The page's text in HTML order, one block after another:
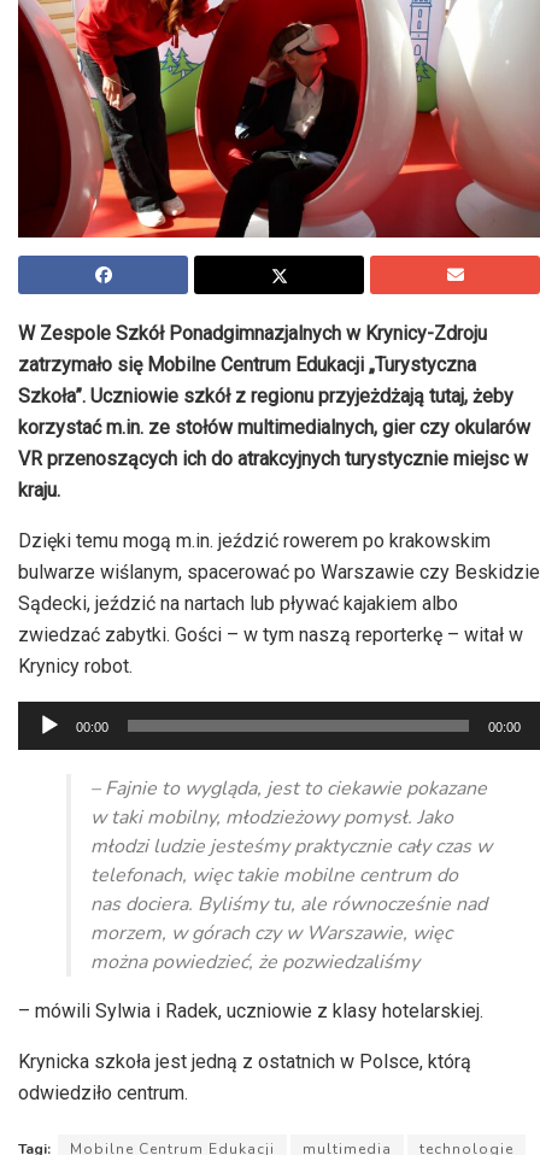
W Zespole Szkół Ponadgimnazjalnych w Krynicy-Zdroju
zatrzymało się Mobilne Centrum Edukacji „Turystyczna
Szkoła”. Uczniowie szkół z regionu przyjeżdżają tutaj, żeby
korzystać m.in. ze stołów multimedialnych, gier czy okularów
VRprzenoszących ich do atrakcyjnych turystycznie miejsc w
kraju.
Dzięki temu mogą m.in. jeździć rowerem po krakowskim
bulwarze wiślanym, spacerować po Warszawie czy Beskidzie
Sądecki, jeździć na nartach lub pływać kajakiem albo
zwiedzać zabytki. Gości – w tym naszą reporterkę – witał w
Krynicy robot.
Odtwarzacz
plików
dźwiękowych
00:00 00:00
– Fajnie to wygląda, jest to ciekawie pokazane
w taki mobilny, młodzieżowy pomysł. Jako
młodzi ludzie jesteśmy praktycznie cały czas w
telefonach, więc takie mobilne centrum do
nas dociera. Byliśmy tu, ale równocześnie nad
morzem, w górach czy w Warszawie, więc
można powiedzieć, że pozwiedzaliśmy
– mówili Sylwia i Radek, uczniowie z klasy hotelarskiej.
Krynicka szkoła jest jedną z ostatnich w Polsce, którą
odwiedziło centrum.
Tagi: Mobilne Centrum Edukacji multimedia
technologie